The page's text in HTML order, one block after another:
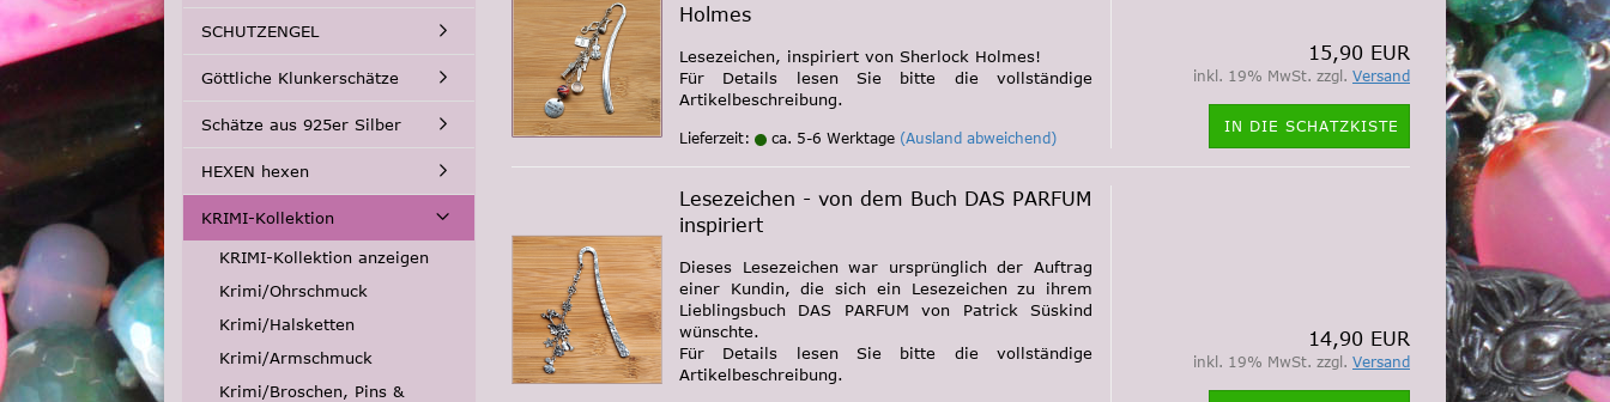
Holmes
Lesezeichen, inspiriert von Sherlock Holmes!
Für Details lesen Sie bitte die vollständige
Artikelbeschreibung.
Lieferzeit: ca. 5-6 Werktage (Ausland abweichend)
15,90 EUR
inkl. 19% MwSt. zzgl. Versand
IN DIE SCHATZKISTE
Lesezeichen - von dem Buch DAS PARFUM
inspiriert
Dieses Lesezeichen war ursprünglich der Auftrag
einer Kundin, die sich ein Lesezeichen zu ihrem
Lieblingsbuch DAS PARFUM von Patrick Süskind
wünschte.
Für Details lesen Sie bitte die vollständige
Artikelbeschreibung.
14,90 EUR
inkl. 19% MwSt. zzgl. Versand
SCHUTZENGEL
Göttliche Klunkerschätze
Schätze aus 925er Silber
HEXEN hexen
KRIMI-Kollektion
KRIMI-Kollektion anzeigen
Krimi/Ohrschmuck
Krimi/Halsketten
Krimi/Armschmuck
Krimi/Broschen, Pins &